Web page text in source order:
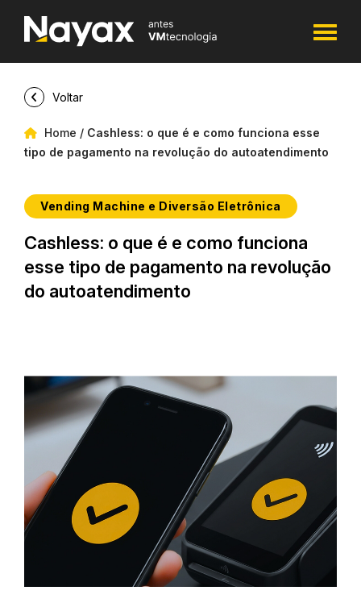
Home / Cashless: o que é e como funciona esse
tipo de pagamento na revolução do autoatendimento
Voltar
Vending Machine e Diversão Eletrônica
Cashless: o que é e como funciona
esse tipo de pagamento na revolução
do autoatendimento